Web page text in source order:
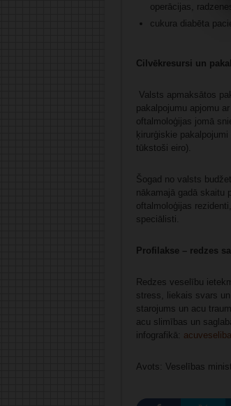
operācijas,
cukura diabēta
Cilvēkresursi un
Valsts apmaksātos
pakalpojumu apjomu
oftalmoloģijas jomā
ķirurģiskie
tūkstoši eiro).
Šogad no valsts
nākamajā gadā skaitu
oftalmoloģijas
speciālisti.
Profilakse – redzes
Redzes veselību
stress, liekais svars
starojums un acu
acu slimības un
infografikā:
Avots: Veselības